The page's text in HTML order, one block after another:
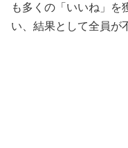
も多くの「いいね」を
い、結果として全員が